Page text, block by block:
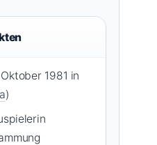
1981 in
)